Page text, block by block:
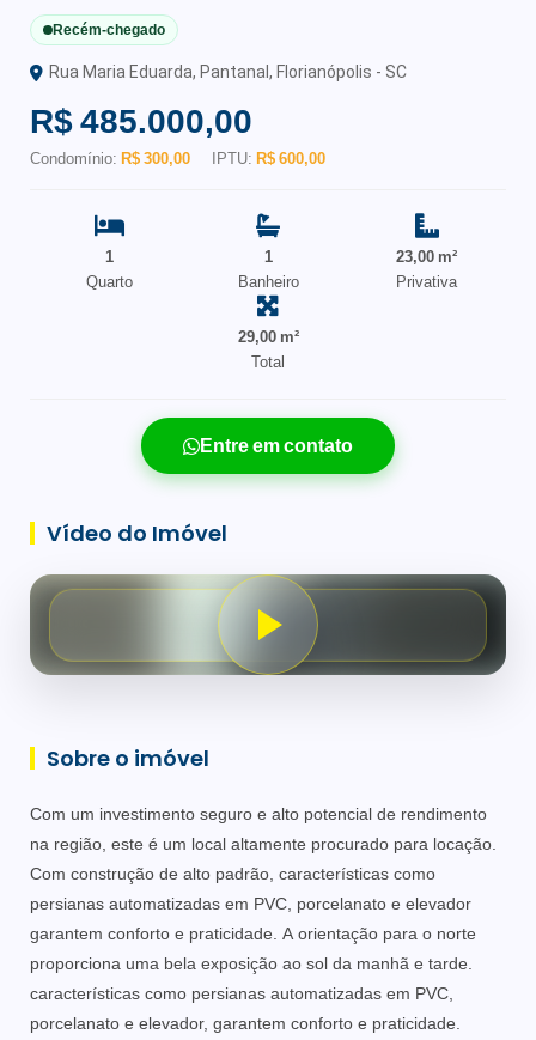
Recém-chegado
Rua Maria Eduarda, Pantanal, Florianópolis - SC
R$ 485.000,00
Condomínio: R$ 300,00 IPTU: R$ 600,00
1
Quarto
1
Banheiro
23,00 m²
Privativa
29,00 m²
Total
Entre em contato
Vídeo do Imóvel
Sobre o imóvel
Com um investimento seguro e alto potencial de rendimento
na região, este é um local altamente procurado para locação.
Com construção de alto padrão, características como
persianas automatizadas em PVC, porcelanato e elevador
garantem conforto e praticidade. A orientação para o norte
proporciona uma bela exposição ao sol da manhã e tarde.
características como persianas automatizadas em PVC,
porcelanato e elevador, garantem conforto e praticidade.